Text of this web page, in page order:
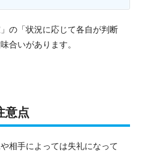
の「状況に応じて各自が判断
合いがあります。
意点
相手によっては失礼になって